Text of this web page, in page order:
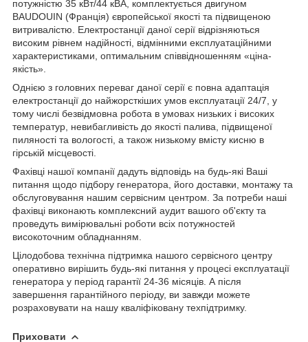
потужністю 35 кВт/44 кВА, комплектується двигуном
BAUDOUIN (Франція) європейської якості та підвищеною
витривалістю. Електростанції даної серії відрізняються
високим рівнем надійності, відмінними експлуатаційними
характеристиками, оптимальним співвідношенням «ціна-
якість».
Однією з головних переваг даної серії є повна адаптація
електростанції до найжорсткіших умов експлуатації 24/7, у
тому числі безвідмовна робота в умовах низьких і високих
температур, невибагливість до якості палива, підвищеної
пиляності та вологості, а також низькому вмісту кисню в
гірській місцевості.
Фахівці нашої компанії дадуть відповідь на будь-які Ваші
питання щодо підбору генератора, його доставки, монтажу та
обслуговування нашим сервісним центром. За потреби наші
фахівці виконають комплексний аудит вашого об'єкту та
проведуть вимірювальні роботи всіх потужностей
високоточним обладнанням.
Цілодобова технічна підтримка нашого сервісного центру
оперативно вирішить будь-які питання у процесі експлуатації
генератора у період гарантії 24-36 місяців. А після
завершення гарантійного періоду, ви завжди можете
розраховувати на нашу кваліфіковану техпідтримку.
Приховати